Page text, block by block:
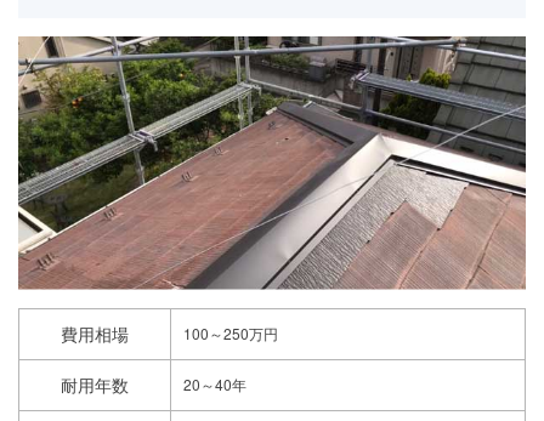
費用相場 100～250万円
耐用年数 20～40年